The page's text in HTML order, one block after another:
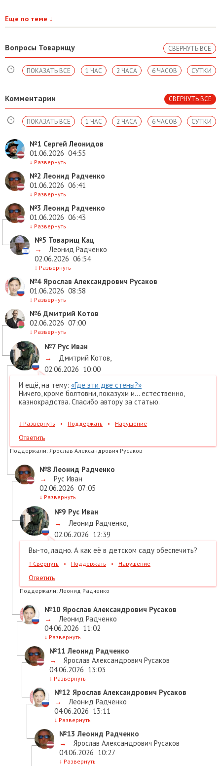
Еще по теме ↓
Вопросы Товарищу СВЕРНУТЬ ВСЕ
СУТКИ
6 ЧАСОВ
2 ЧАСА
1 ЧАС
ПОКАЗАТЬ ВСЕ
Комментарии СВЕРНУТЬ ВСЕ
СУТКИ
6 ЧАСОВ
2 ЧАСА
1 ЧАС
ПОКАЗАТЬ ВСЕ
№1 Сергей Леонидов
01.06.2026 04:55
↓ Развернуть
№2 Леонид Радченко
01.06.2026 06:41
↓ Развернуть
№3 Леонид Радченко
01.06.2026 06:43
↓ Развернуть
№5 Товарищ Кац
→
Леонид Радченко
02.06.2026 06:54
↓ Развернуть
№4 Ярослав Александрович Русаков
01.06.2026 08:58
↓ Развернуть
№6 Дмитрий Котов
02.06.2026 07:00
↓ Развернуть
№7 Рус Иван
→
Дмитрий Котов,
02.06.2026 10:00
И ещё, на тему: «Где эти две стены?»
Ничего, кроме болтовни, показухи и... естественно,
казнокрадства. Спасибо автору за статью.
↓ Развернуть • Поддержать • Нарушение
Ответить
Поддержали: Ярослав Александрович Русаков
№8 Леонид Радченко
→
Рус Иван
02.06.2026 07:05
↓ Развернуть
№9 Рус Иван
→
Леонид Радченко,
02.06.2026 12:39
Вы-то, ладно. А как её в детском саду обеспечить?
↑ Свернуть • Поддержать • Нарушение
Ответить
Поддержали: Леонид Радченко
№10 Ярослав Александрович Русаков
→
Леонид Радченко
04.06.2026 11:02
↓ Развернуть
№11 Леонид Радченко
→
Ярослав Александрович Русаков
04.06.2026 13:03
↓ Развернуть
№12 Ярослав Александрович Русаков
→
Леонид Радченко
04.06.2026 13:11
↓ Развернуть
№13 Леонид Радченко
→
Ярослав Александрович Русаков
04.06.2026 10:27
↓ Развернуть